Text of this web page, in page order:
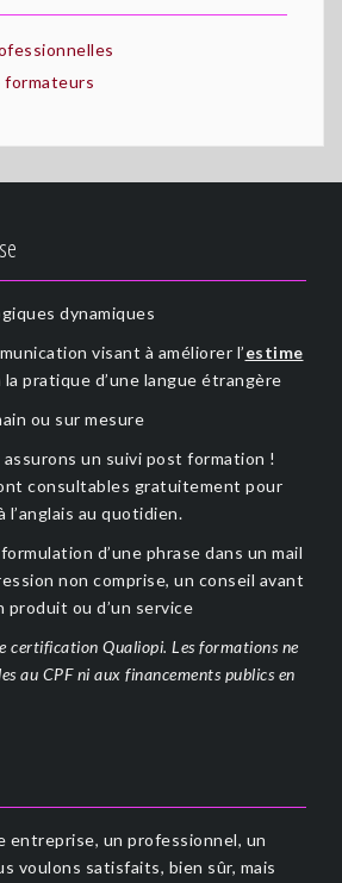
formateurs
dynamiques
visant à améliorer l’estime
la pratique d’une langue étrangère
ou sur mesure
un suivi post formation !
consultables gratuitement pour
au quotidien.
d’une phrase dans un mail
non comprise, un conseil avant
produit ou d’un service
certification Qualiopi. Les formations ne
au CPF ni aux financements publics en
entreprise, un professionnel, un
voulons satisfaits, bien sûr, mais